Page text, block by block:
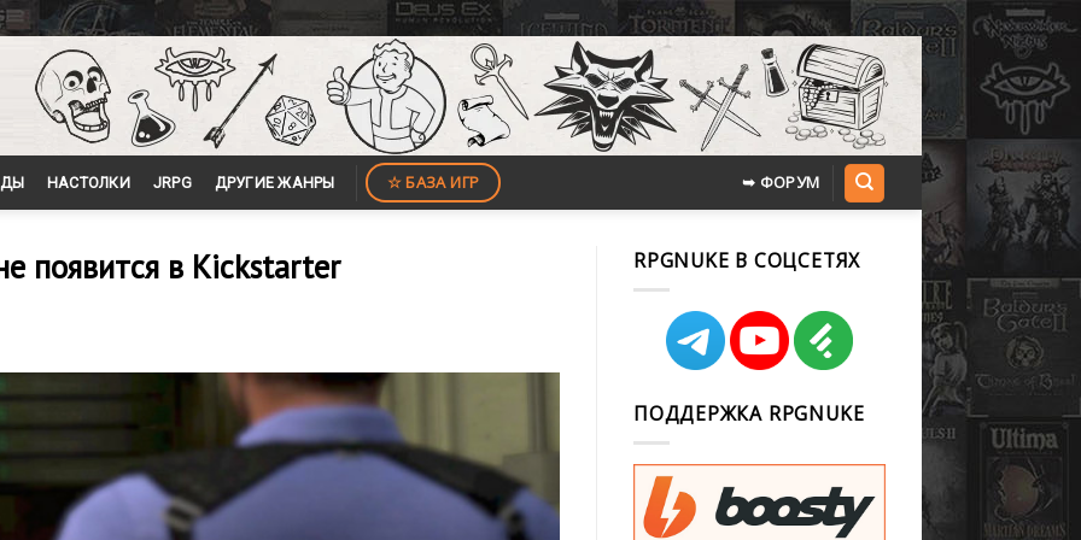
НАСТОЛКИ JRPG ДРУГИЕ ЖАНРЫ ☆ БАЗА ИГР ➥ ФОРУМ
появится в Kickstarter RPGNUKE В СОЦСЕТЯХ
ПОДДЕРЖКА RPGNUKE